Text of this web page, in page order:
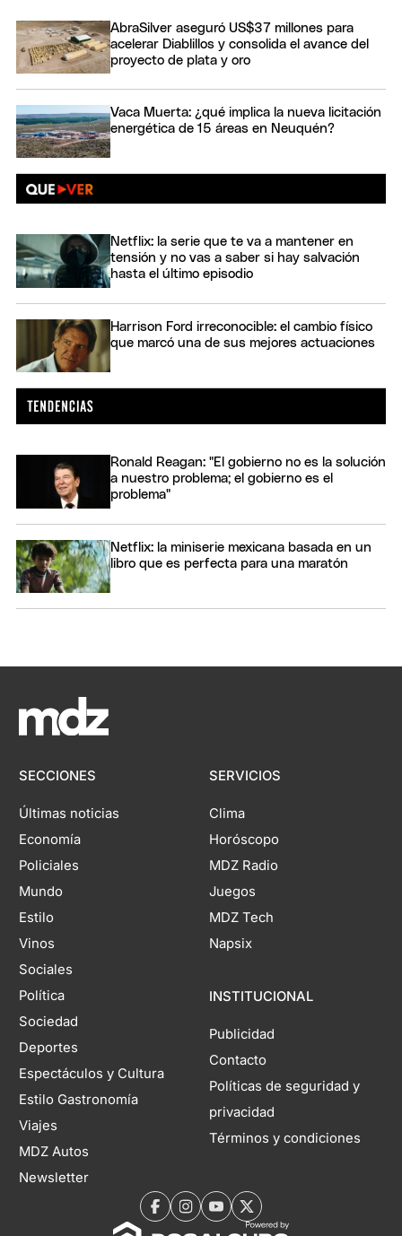
AbraSilver aseguró US$37 millones para
acelerar Diablillos y consolida el avance del
proyecto de plata y oro
Vaca Muerta: ¿qué implica la nueva licitación
energética de 15 áreas en Neuquén?
Netflix: la serie que te va a mantener en
tensión y no vas a saber si hay salvación
hasta el último episodio
Harrison Ford irreconocible: el cambio físico
que marcó una de sus mejores actuaciones
Ronald Reagan: "El gobierno no es la solución
a nuestro problema; el gobierno es el
problema"
Netflix: la miniserie mexicana basada en un
libro que es perfecta para una maratón
SECCIONES
Últimas noticias
Economía
Policiales
Mundo
Estilo
Vinos
Sociales
Política
Sociedad
Deportes
Espectáculos y Cultura
Estilo Gastronomía
Viajes
MDZ Autos
Newsletter
SERVICIOS
Clima
Horóscopo
MDZ Radio
Juegos
MDZ Tech
Napsix
INSTITUCIONAL
Publicidad
Contacto
Políticas de seguridad y
privacidad
Términos y condiciones